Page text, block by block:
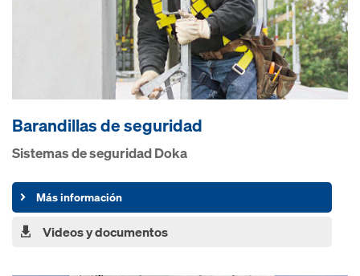
Barandillas de seguridad
Sistemas de seguridad Doka
Más información
Videos y documentos